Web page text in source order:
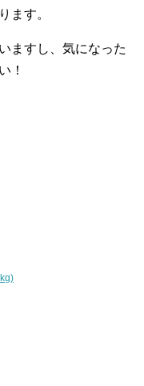
ます。
ますし、気になった
！